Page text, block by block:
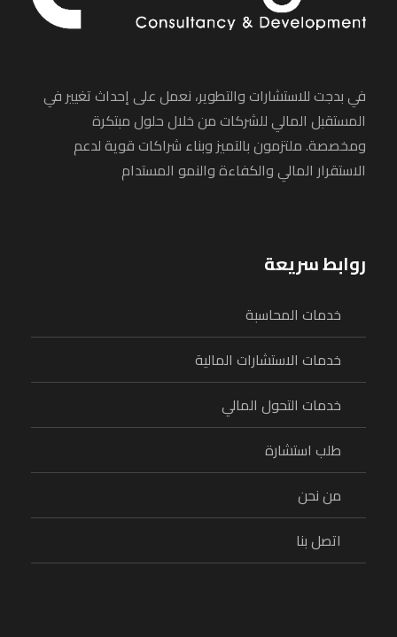
في بدجت للاستشارات والتطوير، نعمل على إحداث تغيير في
المستقبل المالي للشركات من خلال حلول مبتكرة
ومخصصة. ملتزمون بالتميز وبناء شراكات قوية لدعم
الاستقرار المالي والكفاءة والنمو المستدام
روابط سريعة
خدمات المحاسبة
خدمات الاستشارات المالية
خدمات التحول المالي
طلب استشارة
من نحن
اتصل بنا